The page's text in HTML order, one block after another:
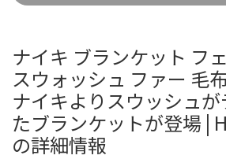
ナイキ ブランケット フ
スウォッシュ ファー 毛
ナイキよりスウッシュ
たブランケットが登場 |
の詳細情報